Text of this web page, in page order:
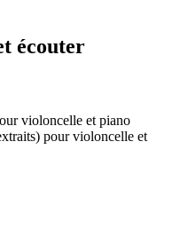
écouter
violoncelle et piano
pour violoncelle et